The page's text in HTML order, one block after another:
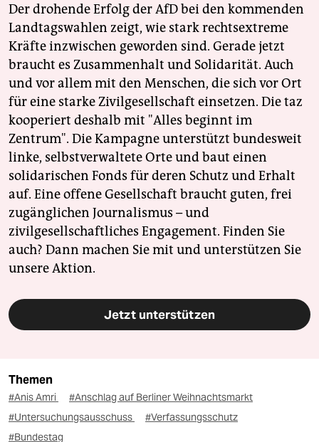
Der drohende Erfolg der AfD bei den kommenden
Landtagswahlen zeigt, wie stark rechtsextreme
Kräfte inzwischen geworden sind. Gerade jetzt
braucht es Zusammenhalt und Solidarität. Auch
und vor allem mit den Menschen, die sich vor Ort
für eine starke Zivilgesellschaft einsetzen. Die taz
kooperiert deshalb mit "Alles beginnt im
Zentrum". Die Kampagne unterstützt bundesweit
linke, selbstverwaltete Orte und baut einen
solidarischen Fonds für deren Schutz und Erhalt
auf. Eine offene Gesellschaft braucht guten, frei
zugänglichen Journalismus – und
zivilgesellschaftliches Engagement. Finden Sie
auch? Dann machen Sie mit und unterstützen Sie
unsere Aktion.
Jetzt unterstützen
Themen
#Anis Amri
#Anschlag auf Berliner Weihnachtsmarkt
#Untersuchungsausschuss
#Verfassungsschutz
#Bundestag